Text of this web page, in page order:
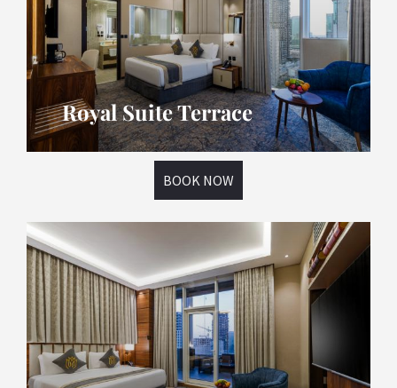
Royal Suite Terrace
BOOK NOW